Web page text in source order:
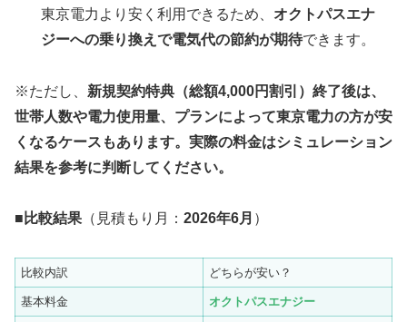
東京電力より安く利用できるため、 オクトパスエナ
ジーへの乗り換えで電気代の節約が期待できます。
※ただし、 新規契約特典（総額4,000円割引）終了後は、
世帯人数や電力使用量、プランによって東京電力の方が安
くなるケースもあります。実際の料金はシミュレーション
結果を参考に判断してください。
■ 比較結果 （見積もり月： 2026年6月 ）
比較内訳 どちらが安い？
基本料金 オクトパスエナジー